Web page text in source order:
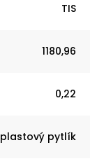
TIS
1180,96
0,22
plastový pytlík